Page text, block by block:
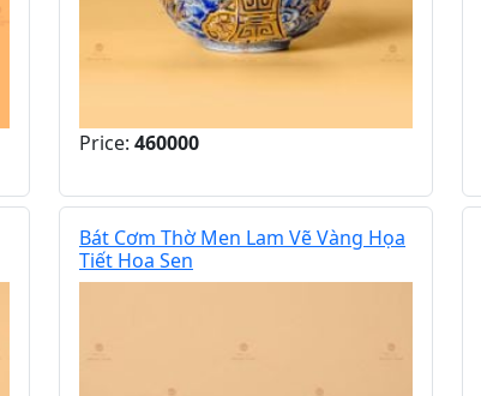
Price: 460000
Bát Cơm Thờ Men Lam Vẽ Vàng Họa
Tiết Hoa Sen